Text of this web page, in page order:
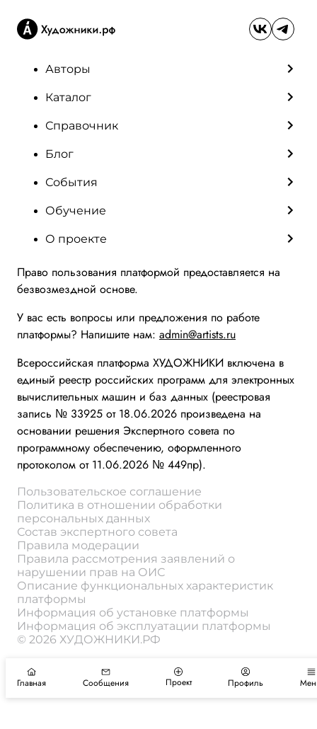
Авторы
Каталог
Справочник
Блог
События
Обучение
О проекте
Право пользования платформой предоставляется на
безвозмездной основе.
У вас есть вопросы или предложения по работе
платформы? Напишите нам: admin@artists.ru
Всероссийская платформа ХУДОЖНИКИ включена в
единый реестр российских программ для электронных
вычислительных машин и баз данных (реестровая
запись № 33925 от 18.06.2026 произведена на
основании решения Экспертного совета по
программному обеспечению, оформленного
протоколом от 11.06.2026 № 449пр).
Пользовательское соглашение
Политика в отношении обработки
персональных данных
Состав экспертного совета
Правила модерации
Правила рассмотрения заявлений о
нарушении прав на ОИС
Описание функциональных характеристик
платформы
Информация об установке платформы
Информация об эксплуатации платформы
© 2026 ХУДОЖНИКИ.РФ
Главная Сообщения Проект Профиль